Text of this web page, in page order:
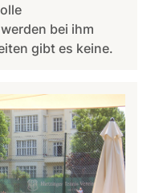
bei ihm
gibt es keine.